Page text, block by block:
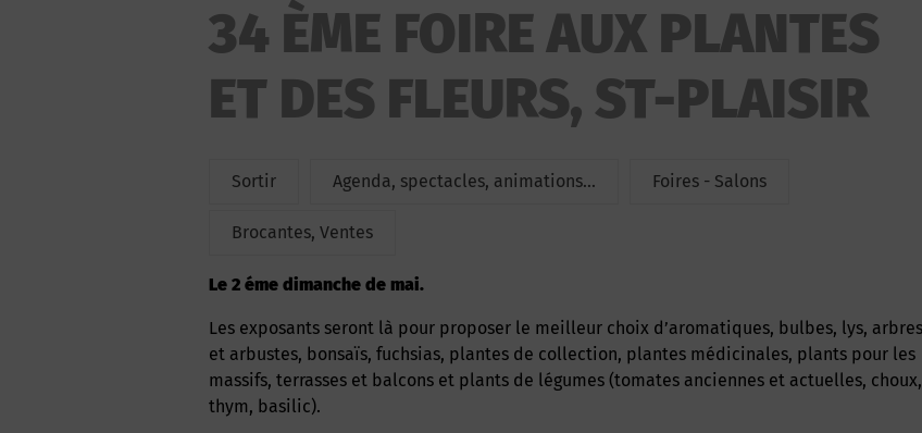
34 ÈME FOIRE AUX PLANTES
ET DES FLEURS, ST-PLAISIR
Sortir Agenda, spectacles, animations... Foires - Salons
Brocantes, Ventes
Le 2 éme dimanche de mai.
Les exposants seront là pour proposer le meilleur choix d’aromatiques, bulbes, lys, arbres
et arbustes, bonsaïs, fuchsias, plantes de collection, plantes médicinales, plants pour les
massifs, terrasses et balcons et plants de légumes (tomates anciennes et actuelles, choux,
thym, basilic).